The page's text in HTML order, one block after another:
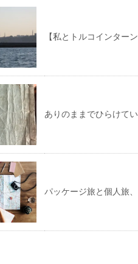
【私とトルコインター
ありのままでひらけて
パッケージ旅と個人旅